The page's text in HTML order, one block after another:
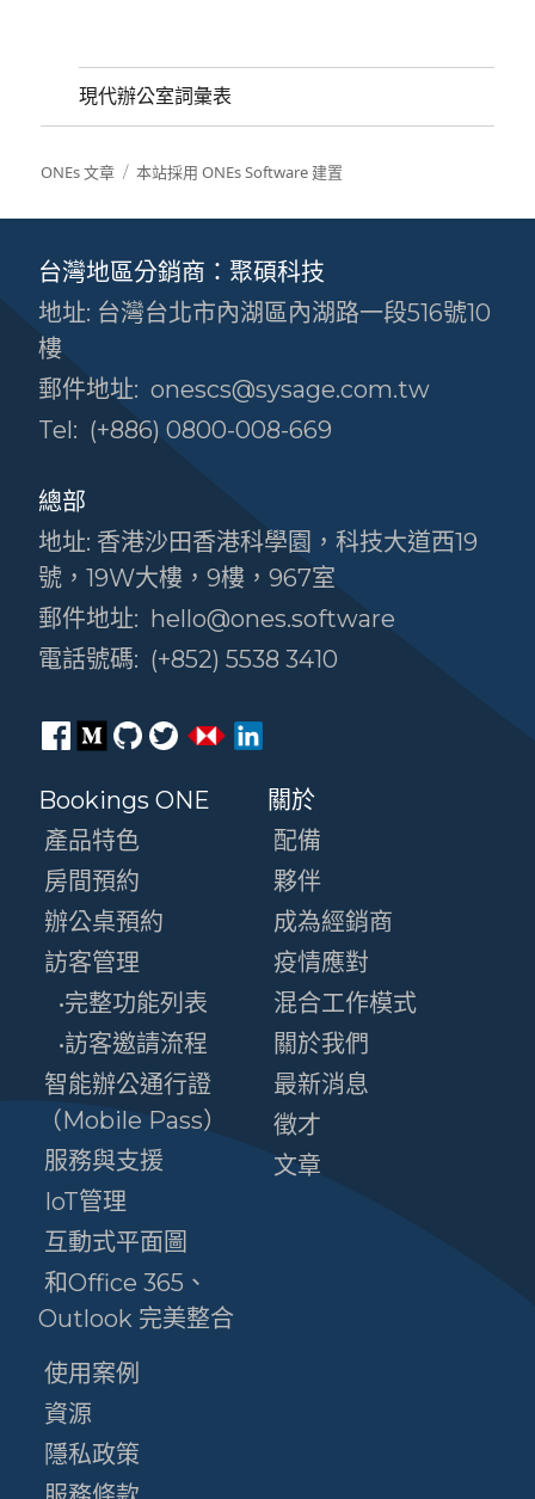
現代辦公室詞彙表
ONEs 文章 本站採用 ONEs Software 建置
台灣地區分銷商：聚碩科技
地址: 台灣台北市內湖區內湖路一段516號10
樓
郵件地址: onescs@sysage.com.tw
Tel: (+886) 0800-008-669
總部
地址: 香港沙田香港科學園，科技大道西19
號，19W大樓，9樓，967室
郵件地址: hello@ones.software
電話號碼: (+852) 5538 3410
Bookings ONE
產品特色
房間預約
辦公桌預約
訪客管理
•完整功能列表
•訪客邀請流程
智能辦公通行證
（Mobile Pass）
服務與支援
IoT管理
互動式平面圖
和Office 365、
Outlook 完美整合
使用案例
資源
隱私政策
關於
配備
夥伴
成為經銷商
疫情應對
混合工作模式
關於我們
最新消息
徵才
文章